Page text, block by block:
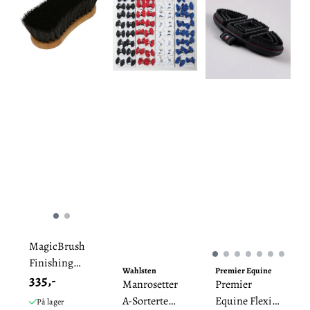
MagicBrush
Finishing
Brush
335,-
På lager
Wahlsten
Manrosetter
A-Sorterte
Premier Equine
Premier
Equine Flexi